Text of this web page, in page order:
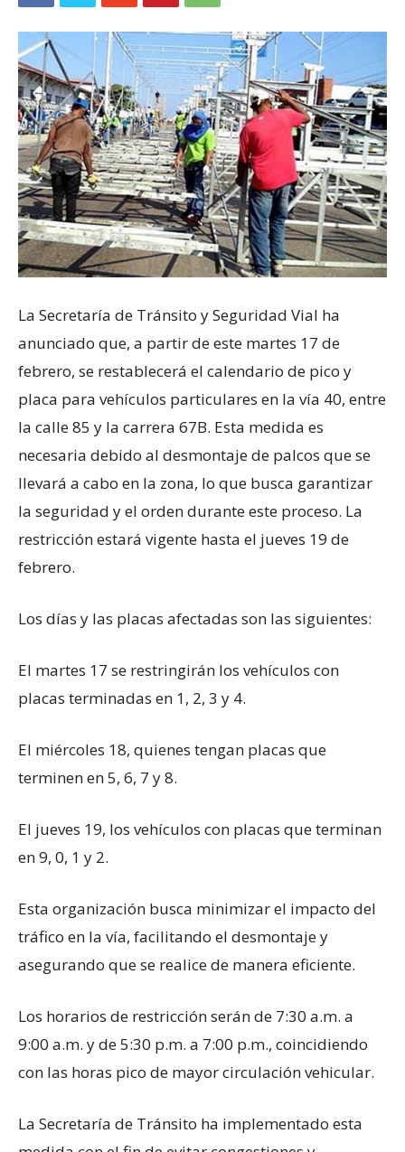
La Secretaría de Tránsito y Seguridad Vial ha
anunciado que, a partir de este martes 17 de
febrero, se restablecerá el calendario de pico y
placa para vehículos particulares en la vía 40, entre
la calle 85 y la carrera 67B. Esta medida es
necesaria debido al desmontaje de palcos que se
llevará a cabo en la zona, lo que busca garantizar
la seguridad y el orden durante este proceso. La
restricción estará vigente hasta el jueves 19 de
febrero.
Los días y las placas afectadas son las siguientes:
El martes 17 se restringirán los vehículos con
placas terminadas en 1, 2, 3 y 4.
El miércoles 18, quienes tengan placas que
terminen en 5, 6, 7 y 8.
El jueves 19, los vehículos con placas que terminan
en 9, 0, 1 y 2.
Esta organización busca minimizar el impacto del
tráfico en la vía, facilitando el desmontaje y
asegurando que se realice de manera eficiente.
Los horarios de restricción serán de 7:30 a.m. a
9:00 a.m. y de 5:30 p.m. a 7:00 p.m., coincidiendo
con las horas pico de mayor circulación vehicular.
La Secretaría de Tránsito ha implementado esta